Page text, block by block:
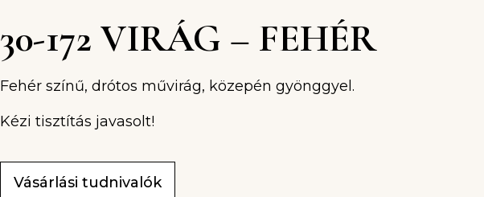
30-172 VIRÁG – FEHÉR
Fehér színű, drótos művirág, közepén gyönggyel.
Kézi tisztítás javasolt!
Vásárlási tudnivalók